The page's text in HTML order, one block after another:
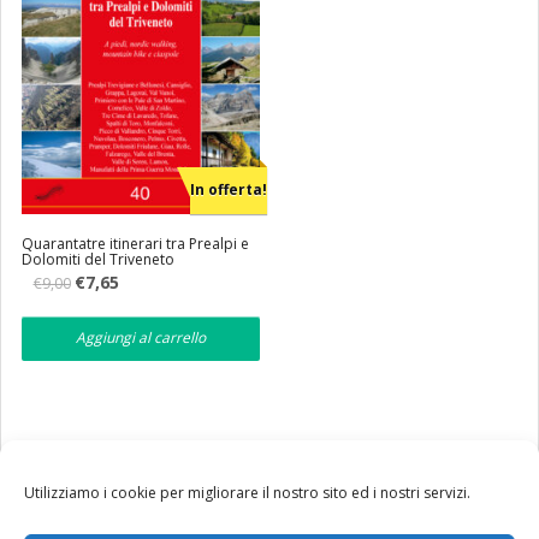
Utilizziamo i cookie per migliorare il nostro sito ed i nostri servizi.
In offerta!
Quarantatre itinerari tra Prealpi e
Dolomiti del Triveneto
€9,00 Il
originale
era:
€7,65Il
attuale
è:
Aggiungi al carrello
Tutte le nostre spedizioni in Italia avvengono via corriere